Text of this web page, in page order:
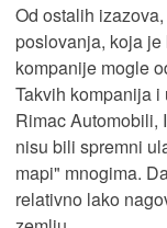
Od ostalih
poslovanja, koja
kompanije mogle
Takvih kompanija
Rimac Automobili,
nisu bili spremni
mapi" mnogima.
relativno lako